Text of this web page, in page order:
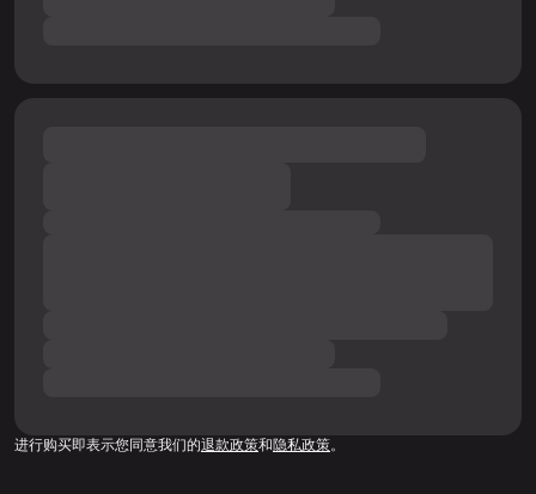
进行购买即表示您同意我们的退款政策和隐私政策。